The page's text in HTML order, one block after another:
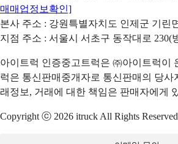
매매업정보확인]
본사 주소 : 강원특별자치도 인제군 기린
지점 주소 : 서울시 서초구 동작대로 230(
아이트럭 인증중고트럭은 ㈜아이트럭이
럭은 통신판매중개자로 통신판매의 당사
래정보, 거래에 대한 책임은 판매자에게
Copyright ⓒ 2026 itruck All Rights